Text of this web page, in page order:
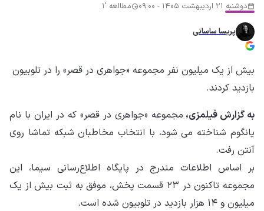
دوشنبه 21 اردیبهشت 1405 - 09:00 مطالعه '1
پریسا ساسانی
بیش از یک میلیون نفر مجموعه «جواهری در قصر» را در تلوبیون
بازدید کردند.
به گزارش فیلمزی، مجموعه «جواهری در قصر» که در ایران با نام
یانگوم شناخته می شود، با انتخاب مخاطبان شبکه تماشا روی
آنتن رفت.
بر اساس اطلاعات مندرج در پایگاه اطلاع‌رسانی سیما، این
مجموعه تاکنون در ۲۳ قسمت پخش، موفق به ثبت بیش از یک
میلیون و ۱۴ هزار بازدید در تلوبیون شده است.